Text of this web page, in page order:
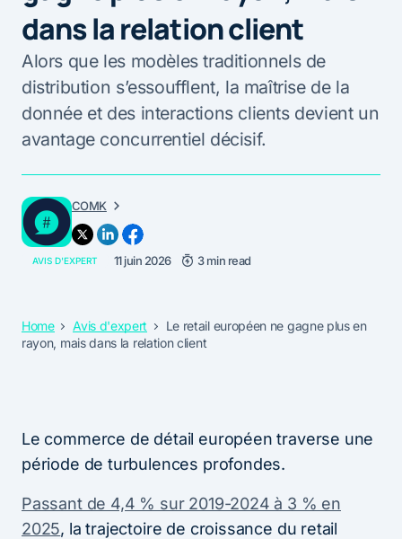
dans la relation client
Alors que les modèles traditionnels de
distribution s’essoufflent, la maîtrise de la
donnée et des interactions clients devient un
avantage concurrentiel décisif.
COMK
AVIS D'EXPERT 11 juin 2026 3 min read
Home Avis d'expert
Le retail européen ne gagne plus en
rayon, mais dans la relation client
Le commerce de détail européen traverse une
période de turbulences profondes.
Passant de 4,4 % sur 2019-2024 à 3 % en
2025, la trajectoire de croissance du retail